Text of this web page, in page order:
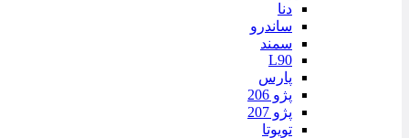
دنا
ساندرو
سمند
L90
پارس
پژو 206
پژو 207
تویوتا